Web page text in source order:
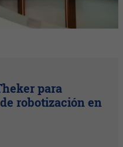
para
robotización en